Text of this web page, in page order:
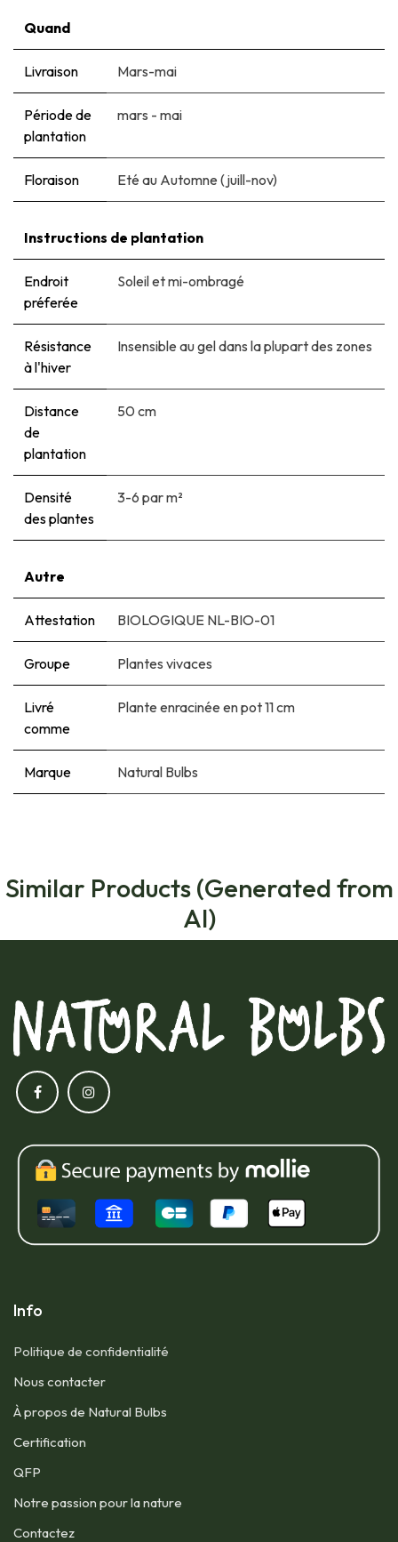
Quand
Livraison Mars-mai
Période de
plantation
mars - mai
Floraison Eté au Automne (juill-nov)
Instructions de plantation
Endroit
préferée
Soleil et mi-ombragé
Résistance
à l'hiver
Insensible au gel dans la plupart des zones
Distance
de
plantation
50 cm
Densité
des plantes
3-6 par m²
Autre
Attestation BIOLOGIQUE NL-BIO-01
Groupe Plantes vivaces
Livré
comme
Plante enracinée en pot 11 cm
Marque Natural Bulbs
Similar Products (Generated from
AI)
Info
Politique de confidentialité
Nous contacter​
À propos de Natural Bulbs
Certification
QFP​
Notre passion pour la nature
Contactez